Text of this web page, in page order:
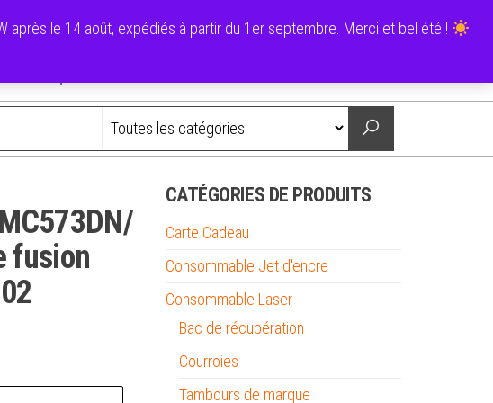
après le 14 août, expédiés à partir du 1er septembre. Merci et bel été !
0,00 €
fusion
CATÉGORIES DE PRODUITS
Carte Cadeau
Consommable Jet d'encre
Consommable Laser
Bac de récupération
Courroies
Tambours de marque